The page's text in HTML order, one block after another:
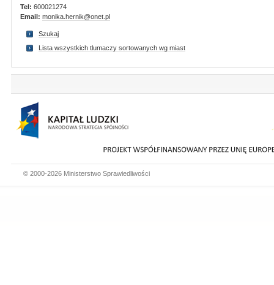
Tel: 600021274
Email: monika.hernik@onet.pl
Szukaj
Lista wszystkich tlumaczy sortowanych wg miast
© 2000-2026 Ministerstwo Sprawiedliwości